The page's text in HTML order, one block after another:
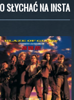
SŁYCHAĆ NA INSTA